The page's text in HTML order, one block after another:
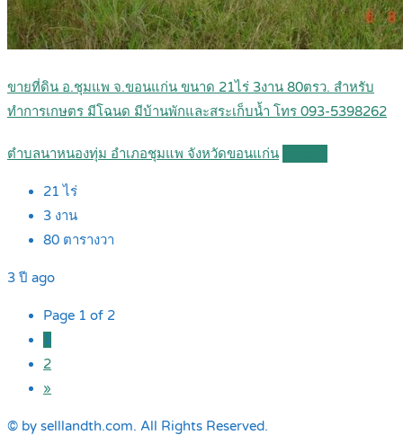
ขายที่ดิน อ.ชุมแพ จ.ขอนแก่น ขนาด 21ไร่ 3งาน 80ตรว. สำหรับ
ทำการเกษตร มีโฉนด มีบ้านพักและสระเก็บน้ำ โทร 093-5398262
ตำบลนาหนองทุ่ม อำเภอชุมแพ จังหวัดขอนแก่น
21 ไร่
3 งาน
80 ตารางวา
3 ปี ago
Page 1 of 2
1
2
»
© by selllandth.com. All Rights Reserved.